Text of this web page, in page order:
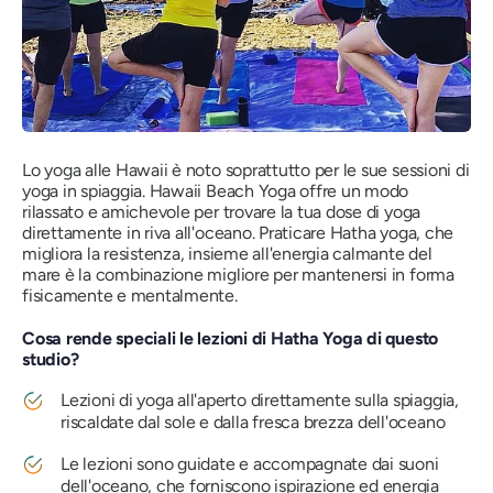
Lo yoga alle Hawaii è noto soprattutto per le sue sessioni di
yoga in spiaggia. Hawaii Beach Yoga offre un modo
rilassato e amichevole per trovare la tua dose di yoga
direttamente in riva all'oceano. Praticare Hatha yoga, che
migliora la resistenza, insieme all'energia calmante del
mare è la combinazione migliore per mantenersi in forma
fisicamente e mentalmente.
Cosa rende speciali le lezioni di Hatha Yoga di questo
studio?
Lezioni di yoga all'aperto direttamente sulla spiaggia,
riscaldate dal sole e dalla fresca brezza dell'oceano
Le lezioni sono guidate e accompagnate dai suoni
dell'oceano, che forniscono ispirazione ed energia